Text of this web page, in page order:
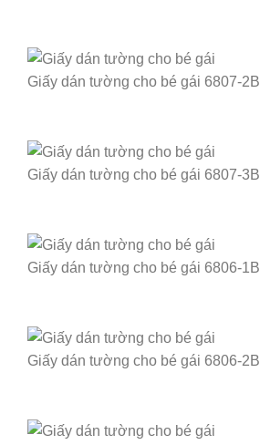
Giấy dán tường cho bé gái 6807-2B
Giấy dán tường cho bé gái 6807-3B
Giấy dán tường cho bé gái 6806-1B
Giấy dán tường cho bé gái 6806-2B